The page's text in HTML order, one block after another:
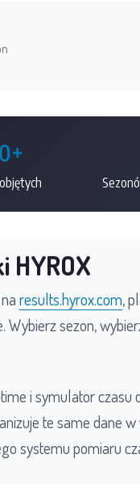
HYROX
results.hyrox.com,
Wybierz sezon,
i symulator czasu
te same dane
systemu pomiaru